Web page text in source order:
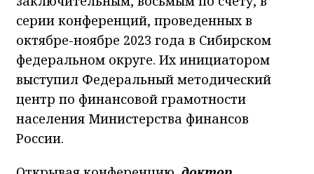
серии конференций, проведенных в
октябре-ноябре 2023 года в Сибирском
федеральном округе. Их инициатором
выступил Федеральный методический
центр по финансовой грамотности
населения Министерства финансов
России.